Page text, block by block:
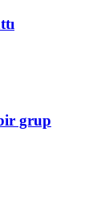
grup